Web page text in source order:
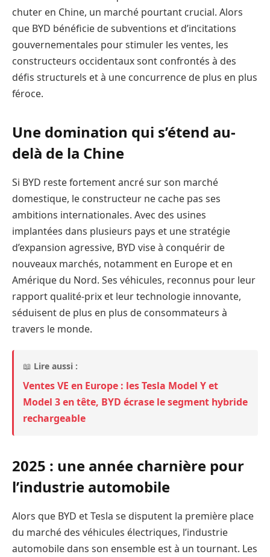
chuter en Chine, un marché pourtant crucial. Alors
que BYD bénéficie de subventions et d’incitations
gouvernementales pour stimuler les ventes, les
constructeurs occidentaux sont confrontés à des
défis structurels et à une concurrence de plus en plus
féroce.
Une domination qui s’étend au-
delà de la Chine
Si BYD reste fortement ancré sur son marché
domestique, le constructeur ne cache pas ses
ambitions internationales. Avec des usines
implantées dans plusieurs pays et une stratégie
d’expansion agressive, BYD vise à conquérir de
nouveaux marchés, notamment en Europe et en
Amérique du Nord. Ses véhicules, reconnus pour leur
rapport qualité-prix et leur technologie innovante,
séduisent de plus en plus de consommateurs à
travers le monde.
📖 Lire aussi :
Ventes VE en Europe : les Tesla Model Y et
Model 3 en tête, BYD écrase le segment hybride
rechargeable
2025 : une année charnière pour
l’industrie automobile
Alors que BYD et Tesla se disputent la première place
du marché des véhicules électriques, l’industrie
automobile dans son ensemble est à un tournant. Les